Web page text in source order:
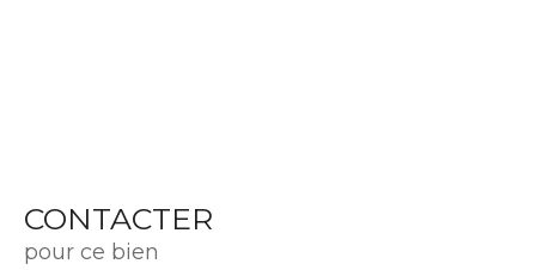
CONTACTER
pour ce bien